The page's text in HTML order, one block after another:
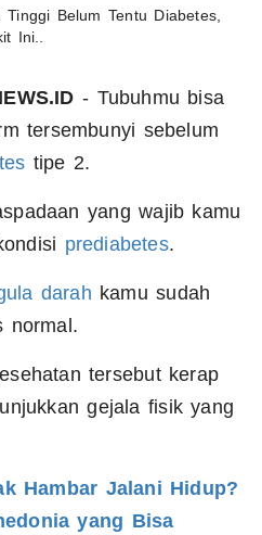
- Tubuhmu bisa
tersembunyi sebelum
tipe 2.
yang wajib kamu
prediabetes.
darah kamu sudah
normal.
tersebut kerap
gejala fisik yang
Hambar Jalani Hidup?
yang Bisa